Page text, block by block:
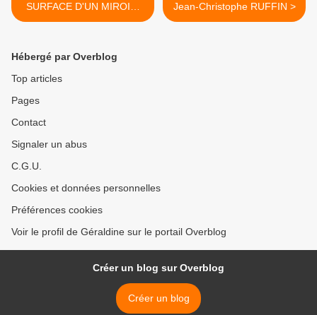
SURFACE D'UN MIROIR,
BD de Paulina SPUCCHES
Jean-Christophe RUFFIN >
Hébergé par Overblog
Top articles
Pages
Contact
Signaler un abus
C.G.U.
Cookies et données personnelles
Préférences cookies
Voir le profil de Géraldine sur le portail Overblog
Créer un blog sur Overblog
Créer un blog